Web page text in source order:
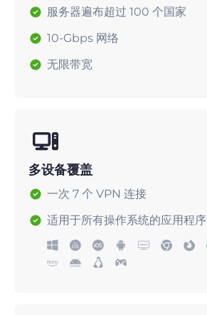
服务器遍布超过 100 个国家
10-Gbps 网络
无限带宽
多设备覆盖
一次 7 个 VPN 连接
适用于所有操作系统的应用程序